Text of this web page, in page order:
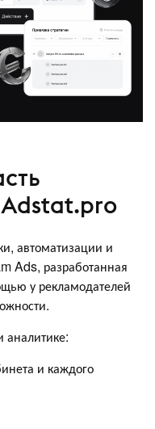
автоматизации и
Ads, разработанная
у рекламодателей
аналитике:
и каждого